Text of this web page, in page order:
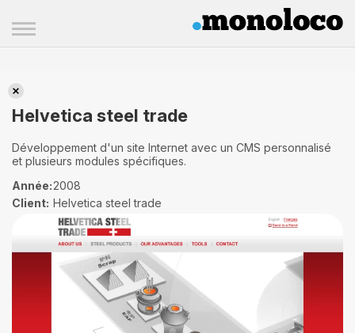
Helvetica steel trade
Développement d'un site Internet avec un CMS personnalisé
et plusieurs modules spécifiques.
Année:2008
Client: Helvetica steel trade